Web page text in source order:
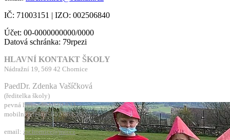
IČ: 71003151 | IZO: 002506840
Účet: 00-0000000000/0000
Datová schránka: 79rpezi
HLAVNÍ KONTAKT ŠKOLY
Nádražní 19, 569 42 Chornice
PaedDr. Zdenka Vašíčková
(ředitelka školy)
pevná linka: 461 322 033
mobilní telefon: 602 964 287
email: zschornice@mtr.cz